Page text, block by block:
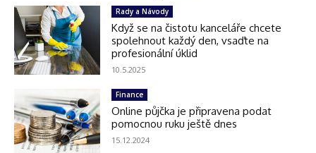
Rady a Návody
Když se na čistotu kanceláře chcete
spolehnout každý den, vsaďte na
profesionální úklid
10.5.2025
Finance
Online půjčka je připravena podat
pomocnou ruku ještě dnes
15.12.2024